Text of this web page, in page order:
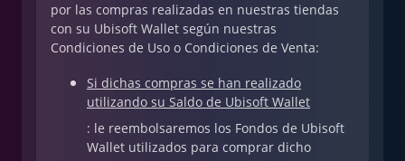
por las compras realizadas en nuestras tiendas
con su Ubisoft Wallet según nuestras
Condiciones de Uso o Condiciones de Venta:
Si dichas compras se han realizado
utilizando su Saldo de Ubisoft Wallet
: le reembolsaremos los Fondos de Ubisoft
Wallet utilizados para comprar dicho